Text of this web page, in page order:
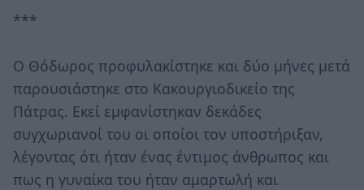
***
Ο Θόδωρος προφυλακίστηκε και δύο μήνες μετά
παρουσιάστηκε στο Κακουργιοδικείο της
Πάτρας. Εκεί εμφανίστηκαν δεκάδες
συγχωριανοί του οι οποίοι τον υποστήριξαν,
λέγοντας ότι ήταν ένας έντιμος άνθρωπος και
πως η γυναίκα του ήταν αμαρτωλή και